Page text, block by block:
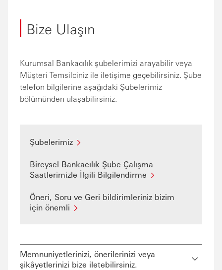
Bize Ulaşın
Kurumsal Bankacılık şubelerimizi arayabilir veya
Müşteri Temsilciniz ile iletişime geçebilirsiniz. Şube
telefon bilgilerine aşağıdaki Şubelerimiz
bölümünden ulaşabilirsiniz.
Şubelerimiz
Bireysel Bankacılık Şube Çalışma
Saatlerimizle İlgili Bilgilendirme
Öneri, Soru ve Geri bildirimleriniz bizim
için önemli
Memnuniyetlerinizi, önerilerinizi veya
şikâyetlerinizi bize iletebilirsiniz.